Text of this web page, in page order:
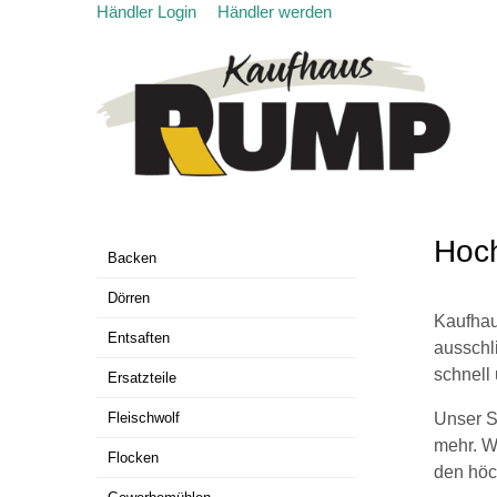
Händler Login Händler werden
schnell
Unser
mehr.
den
Backen
Dörren
Entsaften
Ersatzteile
Fleischwolf
Flocken